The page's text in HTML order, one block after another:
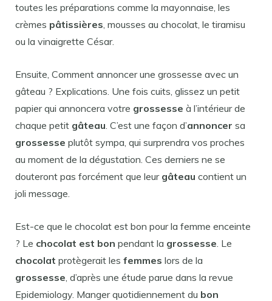
toutes les préparations comme la mayonnaise, les
crèmes pâtissières, mousses au chocolat, le tiramisu
ou la vinaigrette César.
Ensuite, Comment annoncer une grossesse avec un
gâteau ? Explications. Une fois cuits, glissez un petit
papier qui annoncera votre grossesse à l’intérieur de
chaque petit gâteau. C’est une façon d’annoncer sa
grossesse plutôt sympa, qui surprendra vos proches
au moment de la dégustation. Ces derniers ne se
douteront pas forcément que leur gâteau contient un
joli message.
Est-ce que le chocolat est bon pour la femme enceinte
? Le chocolat est bon pendant la grossesse. Le
chocolat protègerait les femmes lors de la
grossesse, d’après une étude parue dans la revue
Epidemiology. Manger quotidiennement du bon